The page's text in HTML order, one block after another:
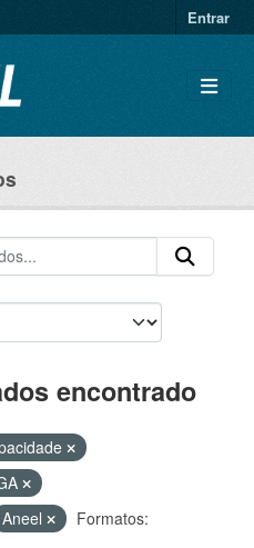
Entrar
encontrado
Aneel
Formatos: